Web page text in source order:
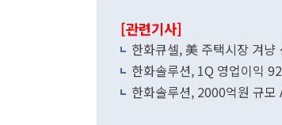
[관련기사]
한화큐셀, 美 주택시장 겨냥
한화솔루션, 1Q 영업이익
한화솔루션, 2000억원 규